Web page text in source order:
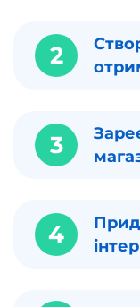
2
3
4